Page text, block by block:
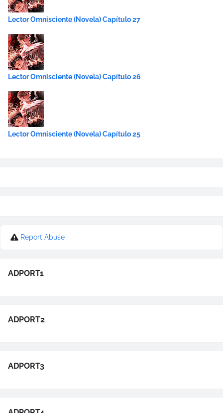
Lector Omnisciente (Novela) Capítulo 27
Lector Omnisciente (Novela) Capítulo 26
Lector Omnisciente (Novela) Capítulo 25
Report Abuse
ADPORT1
ADPORT2
ADPORT3